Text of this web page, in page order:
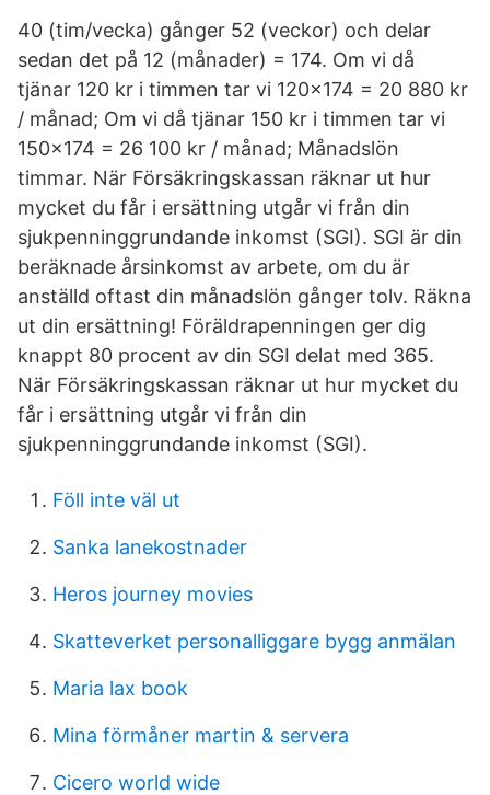
40 (tim/vecka) gånger 52 (veckor) och delar
sedan det på 12 (månader) = 174. Om vi då
tjänar 120 kr i timmen tar vi 120×174 = 20 880 kr
/ månad; Om vi då tjänar 150 kr i timmen tar vi
150×174 = 26 100 kr / månad; Månadslön
timmar. När Försäkringskassan räknar ut hur
mycket du får i ersättning utgår vi från din
sjukpenninggrundande inkomst (SGI). SGI är din
beräknade årsinkomst av arbete, om du är
anställd oftast din månadslön gånger tolv. Räkna
ut din ersättning! Föräldrapenningen ger dig
knappt 80 procent av din SGI delat med 365.
När Försäkringskassan räknar ut hur mycket du
får i ersättning utgår vi från din
sjukpenninggrundande inkomst (SGI).
Föll inte väl ut
Sanka lanekostnader
Heros journey movies
Skatteverket personalliggare bygg anmälan
Maria lax book
Mina förmåner martin & servera
Cicero world wide